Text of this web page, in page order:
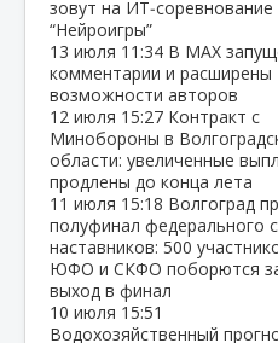
зовут на ИТ‑соревнование
“Нейроигры”
13 июля 11:34 В МАХ
комментарии и расширены
возможности авторов
12 июля 15:27 Контракт с
Минобороны в
области: увеличенные
продлены до конца лета
11 июля 15:18 Волгоград
полуфинал федерального
наставников: 500
ЮФО и СКФО поборются
выход в финал
10 июля 15:51
Водохозяйственный